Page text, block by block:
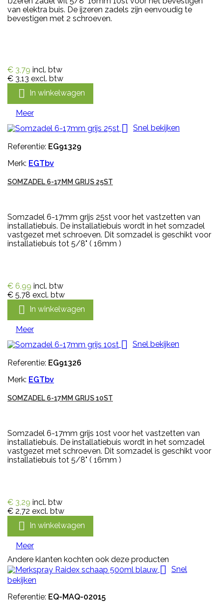
van elektra buis. De ijzeren zadels zijn eenvoudig te
bevestigen met 2 schroeven.
€ 3,79 incl. btw
€ 3,13 excl. btw
 In winkelwagen
Meer
 Snel bekijken
Referentie: EG91329
Merk: EGTbv
SOMZADEL 6-17MM GRIJS 25ST
Somzadel 6-17mm grijs 25st voor het vastzetten van
installatiebuis. De installatiebuis wordt in het somzadel
vastgezet met schroeven. Dit somzadel is geschikt voor
installatiebuis tot 5/8" ( 16mm )
€ 6,99 incl. btw
€ 5,78 excl. btw
 In winkelwagen
Meer
 Snel bekijken
Referentie: EG91326
Merk: EGTbv
SOMZADEL 6-17MM GRIJS 10ST
Somzadel 6-17mm grijs 10st voor het vastzetten van
installatiebuis. De installatiebuis wordt in het somzadel
vastgezet met schroeven. Dit somzadel is geschikt voor
installatiebuis tot 5/8" ( 16mm )
€ 3,29 incl. btw
€ 2,72 excl. btw
 In winkelwagen
Meer
Andere klanten kochten ook deze producten
 Snel
bekijken
Referentie: EQ-MAQ-02015